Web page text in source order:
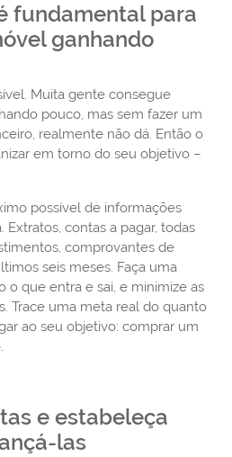
fundamental para
ganhando
Muita gente consegue
pouco, mas sem fazer um
realmente não dá. Então o
em torno do seu objetivo –
possível de informações
Extratos, contas a pagar, todas
comprovantes de
seis meses. Faça uma
o que entra e sai, e minimize as
Trace uma meta real do quanto
ao seu objetivo: comprar um
e estabeleça
las